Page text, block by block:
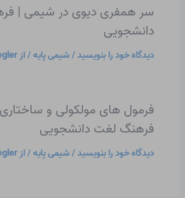
سر همفری دیوی در شیمی |
دانشجویی
دیدگاه‌ خود را بنویسید/شیمی پایه/ از
فرمول های مولکولی و
فرهنگ لغت دانشجویی
دیدگاه‌ خود را بنویسید/شیمی پایه/ از